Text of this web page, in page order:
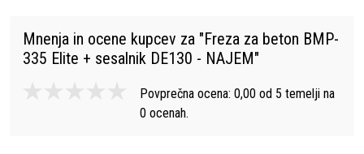
Mnenja in ocene kupcev za "Freza za beton BMP-
335 Elite + sesalnik DE130 - NAJEM"
Povprečna ocena: 0,00 od 5 temelji na
0 ocenah.